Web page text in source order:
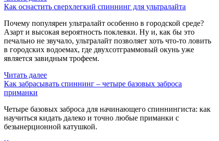
Как оснастить сверхлегкий спиннинг для ультралайта
Почему популярен ультралайт особенно в городской среде?
Азарт и высокая вероятность поклевки. Ну и, как бы это
печально не звучало, ультралайт позволяет хоть что-то ловить
в городских водоемах, где двухсотграммовый окунь уже
является завидным трофеем.
Читать далее
Как забрасывать спиннинг – четыре базовых заброса
приманки
Четыре базовых заброса для начинающего спиннингиста: как
научиться кидать далеко и точно любые приманки с
безынерционной катушкой.